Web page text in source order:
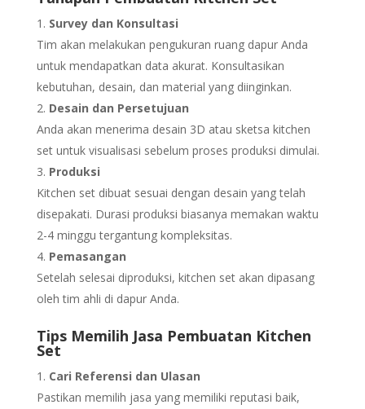
Survey dan Konsultasi
Tim akan melakukan pengukuran ruang dapur Anda
untuk mendapatkan data akurat. Konsultasikan
kebutuhan, desain, dan material yang diinginkan.
Desain dan Persetujuan
Anda akan menerima desain 3D atau sketsa kitchen
set untuk visualisasi sebelum proses produksi dimulai.
Produksi
Kitchen set dibuat sesuai dengan desain yang telah
disepakati. Durasi produksi biasanya memakan waktu
2-4 minggu tergantung kompleksitas.
Pemasangan
Setelah selesai diproduksi, kitchen set akan dipasang
oleh tim ahli di dapur Anda.
Tips Memilih Jasa Pembuatan Kitchen
Set
Cari Referensi dan Ulasan
Pastikan memilih jasa yang memiliki reputasi baik,